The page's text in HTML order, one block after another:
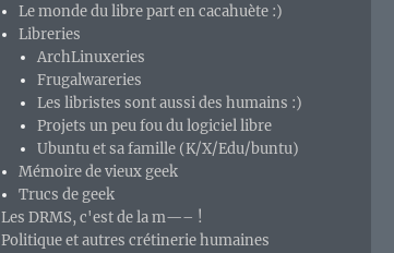
Le monde du libre part en cacahuète :)
Libreries
ArchLinuxeries
Frugalwareries
Les libristes sont aussi des humains :)
Projets un peu fou du logiciel libre
Ubuntu et sa famille (K/X/Edu/buntu)
Mémoire de vieux geek
Trucs de geek
Les DRMS, c'est de la m—– !
Politique et autres crétinerie humaines